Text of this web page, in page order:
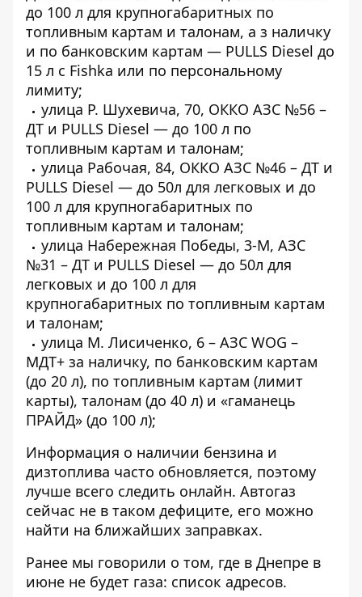
до 100 л для крупногабаритных по
топливным картам и талонам, а з наличку
и по банковским картам — PULLS Diesel до
15 л с Fishka или по персональному
лимиту;
улица Р. Шухевича, 70, ОККО АЗС №56 –
ДТ и PULLS Diesel — до 100 л по
топливным картам и талонам;
улица Рабочая, 84, ОККО АЗС №46 – ДТ и
PULLS Diesel — до 50л для легковых и до
100 л для крупногабаритных по
топливным картам и талонам;
улица Набережная Победы, 3-М, АЗС
№31 – ДТ и PULLS Diesel — до 50л для
легковых и до 100 л для
крупногабаритных по топливным картам
и талонам;
улица М. Лисиченко, 6 – АЗС WOG –
МДТ+ за наличку, по банковским картам
(до 20 л), по топливным картам (лимит
карты), талонам (до 40 л) и «гаманець
ПРАЙД» (до 100 л);
Информация о наличии бензина и
дизтоплива часто обновляется, поэтому
лучше всего следить онлайн. Автогаз
сейчас не в таком дефиците, его можно
найти на ближайших заправках.
Ранее мы говорили о том, где в Днепре в
июне не будет газа: список адресов.